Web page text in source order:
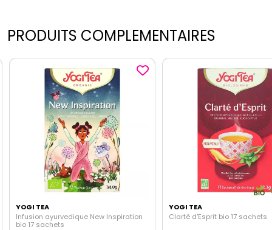
PRODUITS COMPLEMENTAIRES
YOGI TEA
Infusion ayurvedique New Inspiration
bio 17 sachets
YOGI TEA
Clarté d'Esprit bio 17 sachets